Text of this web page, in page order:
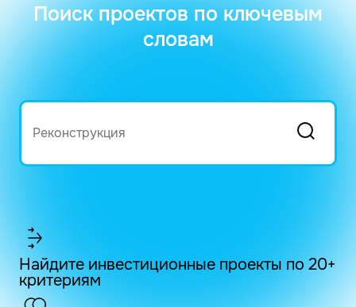
Поиск проектов по ключевым
словам
Найдите инвестиционные проекты по 20+
критериям